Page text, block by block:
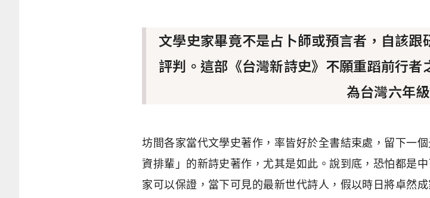
文學史家畢竟不是占卜師或預言者，自該
評判。這部《台灣新詩史》不願重蹈前行
為台灣六年
坊間各家當代文學史著作，率皆好於全書結束處，留下一
資排輩」的新詩史著作，尤其是如此。說到底，恐怕都是
家可以保證，當下可見的最新世代詩人，假以時日將卓然